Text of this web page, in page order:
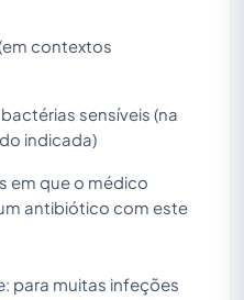
contextos
sensíveis (na
indicada)
em que o médico
antibiótico com este
para muitas infeções